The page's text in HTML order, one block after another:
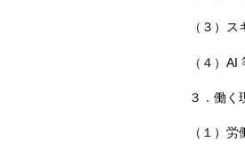
（３）
（４）
３．働く
（１）